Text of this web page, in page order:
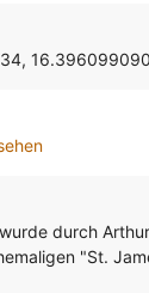
durch
"St.